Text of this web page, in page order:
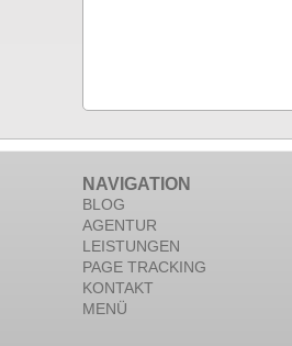
NAVIGATION
BLOG
AGENTUR
LEISTUNGEN
PAGE TRACKING
KONTAKT
MENÜ